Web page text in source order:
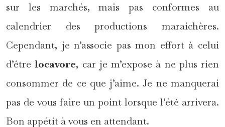
sur les marchés, mais pas conformes au
calendrier des productions maraichères.
Cependant, je n’associe pas mon effort à celui
d’êtrelocavore, car je m’expose à ne plus rien
consommer de ce que j’aime. Je ne manquerai
pas de vous faire un point lorsque l’été arrivera.
Bon appétit à vous en attendant.